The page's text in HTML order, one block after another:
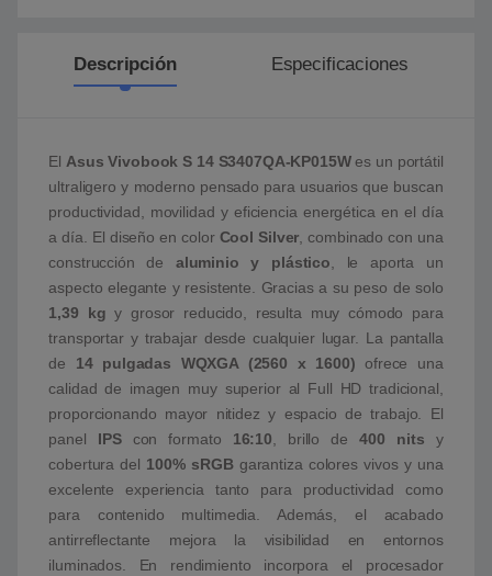
Descripción Especificaciones
El Asus Vivobook S 14 S3407QA-KP015Wes un portátil
ultraligero y moderno pensado para usuarios que buscan
productividad, movilidad y eficiencia energética en el día
a día. El diseño en color Cool Silver , combinado con una
construcción de aluminio y plástico , le aporta un
aspecto elegante y resistente. Gracias a su peso de solo
1,39 kg y grosor reducido, resulta muy cómodo para
transportar y trabajar desde cualquier lugar. La pantalla
de 14 pulgadas WQXGA (2560 x 1600) ofrece una
calidad de imagen muy superior al Full HD tradicional,
proporcionando mayor nitidez y espacio de trabajo. El
panel IPScon formato 16:10 , brillo de400 nits y
cobertura del 100% sRGBgarantiza colores vivos y una
excelente experiencia tanto para productividad como
para contenido multimedia. Además, el acabado
antirreflectante mejora la visibilidad en entornos
iluminados. En rendimiento incorpora el procesador